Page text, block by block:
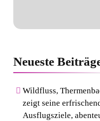
Neueste
Wildfluss,
zeigt seine
Ausflugsziele,